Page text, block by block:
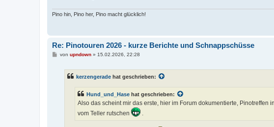
Pino hin, Pino her, Pino macht glücklich!
Re: Pinotouren 2026 - kurze Berichte und Schnappschüsse
Bvon upndown» 15.02.2026, 22:28
kerzengerade hat geschrieben:
Hund_und_Hase hat geschrieben:
Also das scheint mir das erste, hier im Forum dokumentierte,
vom Teller rutschen
.